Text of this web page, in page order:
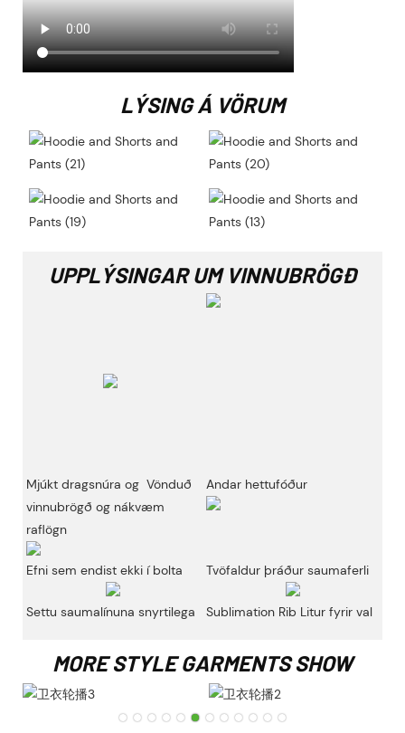
LÝSING Á VÖRUM
UPPLÝSINGAR UM VINNUBRÖGÐ
Mjúkt dragsnúra og Vönduð
vinnubrögð og nákvæm
raflögn
Andar hettufóður
Efni sem endist ekki í bolta Tvöfaldur þráður saumaferli
Settu saumalínuna snyrtilega Sublimation Rib Litur fyrir val
MORE STYLE GARMENTS SHOW